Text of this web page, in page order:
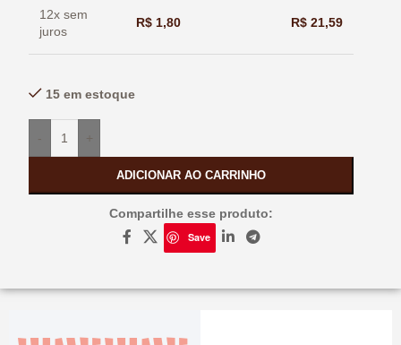
12x sem
juros
R$ 1,80 R$ 21,59
15 em estoque
- +
ADICIONAR AO CARRINHO
Compartilhe esse produto:
Save